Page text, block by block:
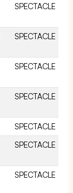
SPECTACLE
SPECTACLE
SPECTACLE
SPECTACLE
SPECTACLE
SPECTACLE
SPECTACLE